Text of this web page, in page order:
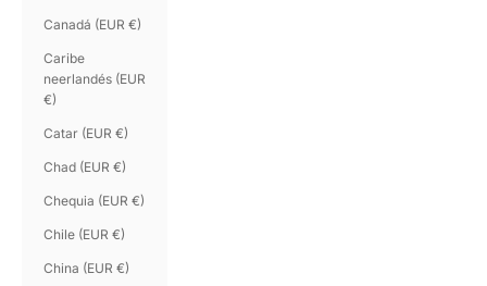
Canadá (EUR €)
Caribe
neerlandés (EUR
€)
Catar (EUR €)
Chad (EUR €)
Chequia (EUR €)
Chile (EUR €)
China (EUR €)